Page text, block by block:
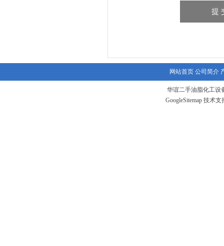
网站首页 公司简介
华谊二手油脂化工设
GoogleSitemap 技术支